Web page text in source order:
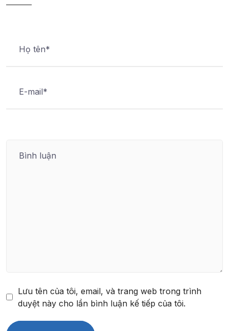
Lưu tên của tôi, email, và trang web trong trình
duyệt này cho lần bình luận kế tiếp của tôi.